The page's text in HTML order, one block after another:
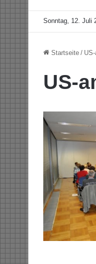
Sonntag, 12. Juli
Startseite /
US-